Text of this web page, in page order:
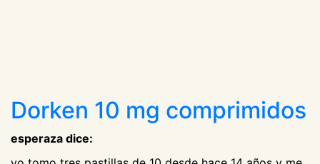
Dorken 10 mg comprimidos
esperaza dice: